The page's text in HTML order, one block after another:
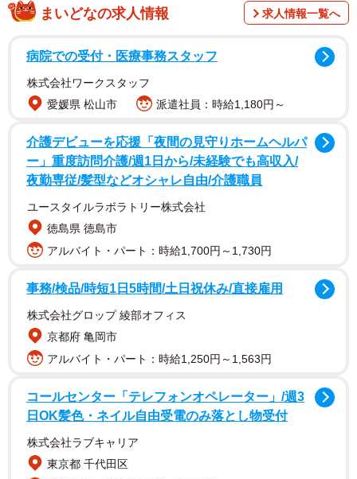
それはずばり「椅子の下」。デスク用の椅子によくついて
ょーさんは、そこにティッシュを取り付けるケースも作
成。ツイッターでは「売れる！」「良いアイデア。椅子の
下ってデッドスペースなんだよね」「花粉症ガチ勢なので
らの時期、花粉症の人は特に重宝しそう。
「普段は機械メーカーで、機械の開発・設計の仕事をして
います。あまり一般的に馴染みがないですが、『工作機
械』と呼ばれる産業機械を作っています」といい、モノづ
くりの第一線にいらっしゃるしぶちょーさんに、ツイート
ティッシュをどこに置くべきか？
人類が永らく探し求めたその"答え"に今日、辿り着いた。そ
『椅子の下』である。
閃いてから直ぐモデリングして3Dプリンタで形にしてみた
まいどなの求人情報 求人情報一覧へ
病院での受付・医療事務スタッフ
株式会社ワークスタッフ
愛媛県 松山市
派遣社員：時給1,180円～
介護デビューを応援「夜間の見守りホームヘルパ
ー」重度訪問介護/週1日から/未経験でも高収入/
夜勤専従/髪型などオシャレ自由/介護職員
ユースタイルラボラトリー株式会社
徳島県 徳島市
アルバイト・パート：時給1,700円～1,730円
事務/検品/時短1日5時間/土日祝休み/直接雇用
株式会社グロップ 綾部オフィス
京都府 亀岡市
アルバイト・パート：時給1,250円～1,563円
コールセンター「テレフォンオペレーター」/週3
日OK髪色・ネイル自由受電のみ落とし物受付
株式会社ラブキャリア
東京都 千代田区